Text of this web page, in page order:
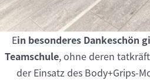
Ein besonderes Dankeschön
Teamschule, ohne deren
der Einsatz des Body+Grips-